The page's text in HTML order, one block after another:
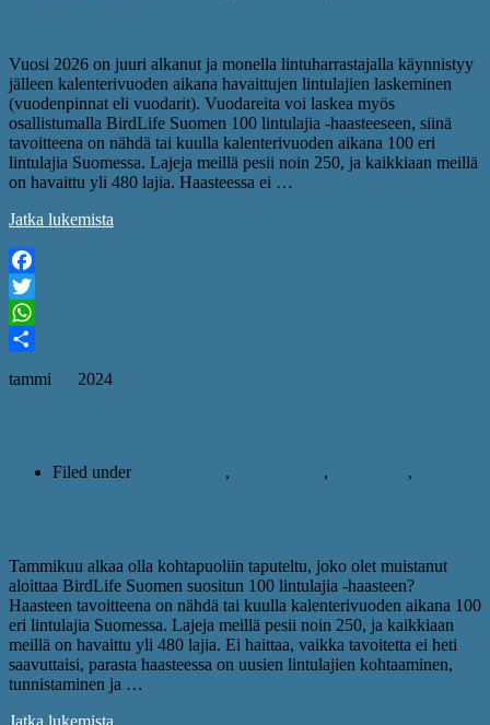
Vuosi 2026 on juuri alkanut ja monella lintuharrastajalla käynnistyy
jälleen kalenterivuoden aikana havaittujen lintulajien laskeminen
(vuodenpinnat eli vuodarit). Vuodareita voi laskea myös
osallistumalla BirdLife Suomen 100 lintulajia -haasteeseen, siinä
tavoitteena on nähdä tai kuulla kalenterivuoden aikana 100 eri
lintulajia Suomessa. Lajeja meillä pesii noin 250, ja kaikkiaan meillä
on havaittu yli 480 lajia. Haasteessa ei …
Jatka lukemista
Facebook
Twitter
WhatsApp
tammi 2024
Filed under , ,
,
Tammikuu alkaa olla kohtapuoliin taputeltu, joko olet muistanut
aloittaa BirdLife Suomen suositun 100 lintulajia -haasteen?
Haasteen tavoitteena on nähdä tai kuulla kalenterivuoden aikana 100
eri lintulajia Suomessa. Lajeja meillä pesii noin 250, ja kaikkiaan
meillä on havaittu yli 480 lajia. Ei haittaa, vaikka tavoitetta ei heti
saavuttaisi, parasta haasteessa on uusien lintulajien kohtaaminen,
tunnistaminen ja …
Jatka lukemista